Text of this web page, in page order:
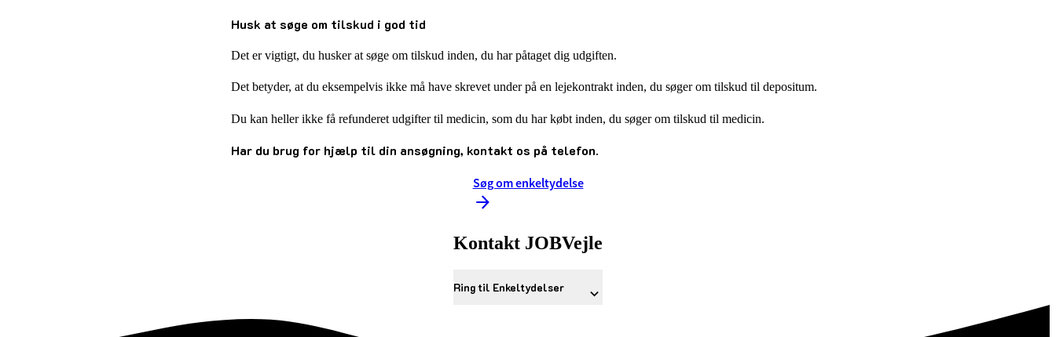
Husk at søge om tilskud i god tid
Det er vigtigt, du husker at søge om tilskud inden, du har påtaget dig udgiften.
Det betyder, at du eksempelvis ikke må have skrevet under på en lejekontrakt inden, du søger om tilskud til depositum.
Du kan heller ikke få refunderet udgifter til medicin, som du har købt inden, du søger om tilskud til medicin.
Har du brug for hjælp til din ansøgning, kontakt os på telefon.
Søg om enkeltydelse
Kontakt JOBVejle
Ring til Enkeltydelser